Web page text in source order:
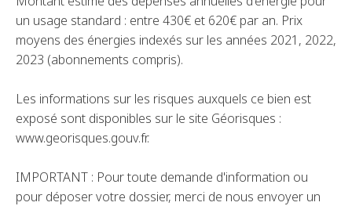
un usage standard : entre 430€ et 620€ par an. Prix
moyens des énergies indexés sur les années 2021, 2022,
2023 (abonnements compris).
Les informations sur les risques auxquels ce bien est
exposé sont disponibles sur le site Géorisques :
www.georisques.gouv.fr.
IMPORTANT : Pour toute demande d'information ou
pour déposer votre dossier, merci de nous envoyer un